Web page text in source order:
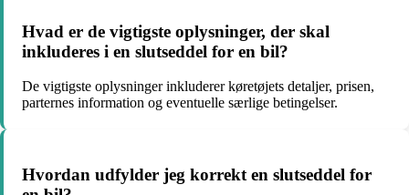
Hvad er de vigtigste oplysninger, der skal
inkluderes i en slutseddel for en bil?
De vigtigste oplysninger inkluderer køretøjets detaljer, prisen,
parternes information og eventuelle særlige betingelser.
Hvordan udfylder jeg korrekt en slutseddel for